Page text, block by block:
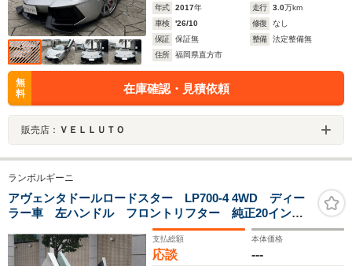
年式 2017年 走行 3.0万km
車検
'26/10 修復
なし
保証
保証無 整備
法定整備無
住所
福岡県直方市
無
料
在庫確認・見積依頼
販売店： ＶＥＬＬＵＴＯ
ランボルギーニ
アヴェンタドールロードスター LP700-4 4WD ディー
ラー車 左ハンドル フロントリフター 純正20インチ
鍛造アルミホイール カーボンブレーキ ブラックキャ
リパー カーボンフロントリップ カーボンサイドエア
ダクト カーボンリアディフューザー
支払総額
応談
本体価格
---